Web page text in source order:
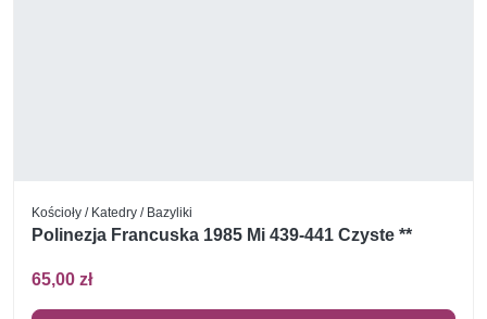
Kościoły / Katedry / Bazyliki
Polinezja Francuska 1985 Mi 439-441 Czyste **
65,00 zł